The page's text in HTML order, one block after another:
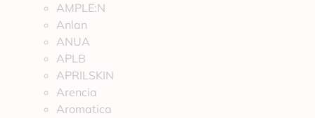
AMPLE:N
Anlan
ANUA
APLB
APRILSKIN
Arencia
Aromatica